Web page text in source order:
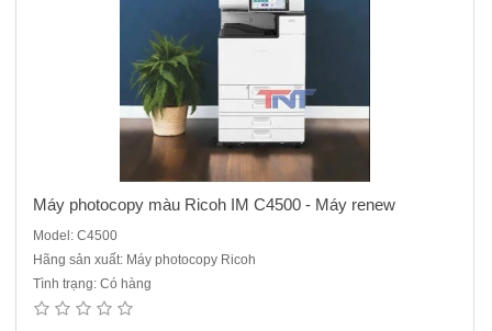
Máy photocopy màu Ricoh IM C4500 - Máy renew
Model: C4500
Hãng sản xuất: Máy photocopy Ricoh
Tình trạng: Có hàng